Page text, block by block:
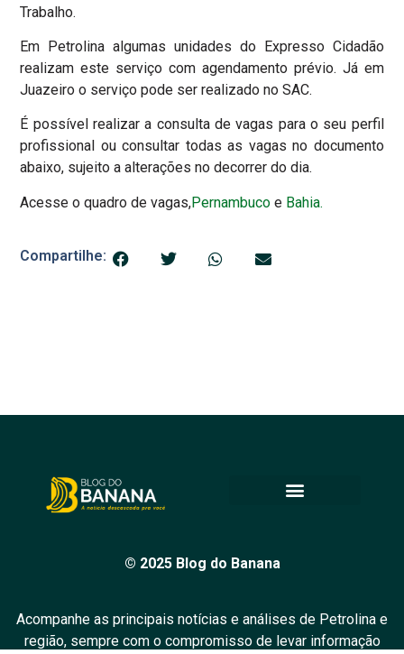
Trabalho.
Em Petrolina algumas unidades do Expresso Cidadão
realizam este serviço com agendamento prévio. Já em
Juazeiro o serviço pode ser realizado no SAC.
É possível realizar a consulta de vagas para o seu perfil
profissional ou consultar todas as vagas no documento
abaixo, sujeito a alterações no decorrer do dia.
Acesse o quadro de vagas,Pernambuco e Bahia.
Compartilhe:
© 2025 Blog do Banana
Acompanhe as principais notícias e análises de Petrolina e
região, sempre com o compromisso de levar informação